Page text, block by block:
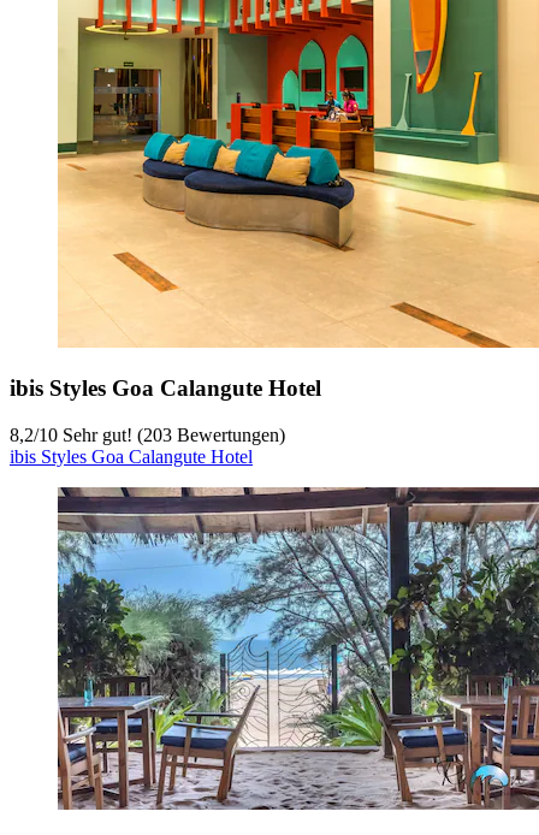
ibis Styles Goa Calangute Hotel
8,2/10 Sehr gut! (203 Bewertungen)
ibis Styles Goa Calangute Hotel